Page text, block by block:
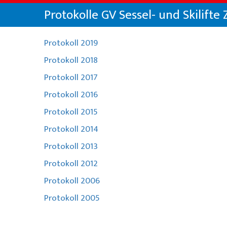
Noleggio sci da
Abbonamenti sci
Offerte speciali
Eventi per gruppi
Abbonamenti sci
Il nostro ristorante
Noleggio sci da Colani
Abbonamenti sci a La Punt
La Punt
Sulla scuola di sci
Squadra
Partner e sponsor
Jobs
Protokolle GV Sessel- und Skilifte
Protokoll 2019
Protokoll 2018
Protokoll 2017
Protokoll 2016
Protokoll 2015
Protokoll 2014
Protokoll 2013
Protokoll 2012
Protokoll 2006
Protokoll 2005